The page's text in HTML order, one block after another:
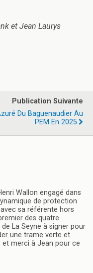
et Jean Laurys
Publication Suivante
Du Baguenaudier Au
PEM En 2025
Wallon engagé dans
de protection
sa référente hors
des quatre
La Seyne à signer pour
une trame verte et
et merci à Jean pour ce